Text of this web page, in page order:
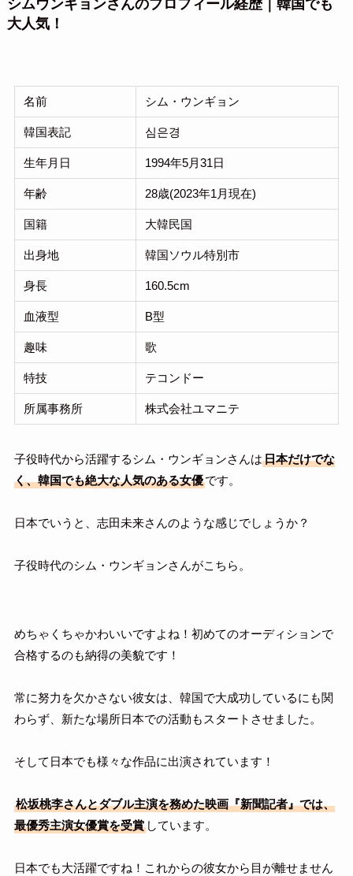
シムウンギョンさんのプロフィール経歴｜韓国でも
大人気！
名前 シム・ウンギョン
韓国表記 심은경
生年月日 1994年5月31日
年齢 28歳(2023年1月現在)
国籍 大韓民国
出身地 韓国ソウル特別市
身長 160.5cm
血液型 B型
趣味 歌
特技 テコンドー
所属事務所 株式会社ユマニテ
子役時代から活躍するシム・ウンギョンさんは日本だけでな
く、韓国でも絶大な人気のある女優です。
日本でいうと、志田未来さんのような感じでしょうか？
子役時代のシム・ウンギョンさんがこちら。
めちゃくちゃかわいいですよね！初めてのオーディションで
合格するのも納得の美貌です！
常に努力を欠かさない彼女は、韓国で大成功しているにも関
わらず、新たな場所日本での活動もスタートさせました。
そして日本でも様々な作品に出演されています！
松坂桃李さんとダブル主演を務めた映画『新聞記者』では、
最優秀主演女優賞を受賞しています。
日本でも大活躍ですね！これからの彼女から目が離せません